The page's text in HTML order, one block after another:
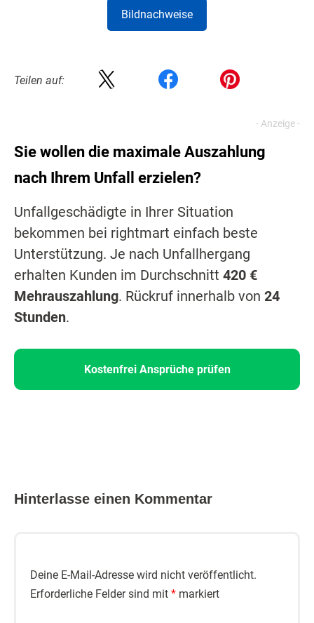
Bildnachweise
Teilen auf:
Sie wollen die maximale Auszahlung
nach Ihrem Unfall erzielen?
Unfallgeschädigte in Ihrer Situation
bekommen bei rightmart einfach beste
Unterstützung. Je nach Unfallhergang
erhalten Kunden im Durchschnitt 420 €
Mehrauszahlung. Rückruf innerhalb von 24
Stunden.
Kostenfrei Ansprüche prüfen
Hinterlasse einen Kommentar
Deine E-Mail-Adresse wird nicht veröffentlicht.
Erforderliche Felder sind mit * markiert